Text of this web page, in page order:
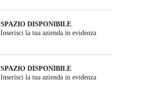
SPAZIO DISPONIBILE
Inserisci la tua azienda in evidenza
SPAZIO DISPONIBILE
Inserisci la tua azienda in evidenza